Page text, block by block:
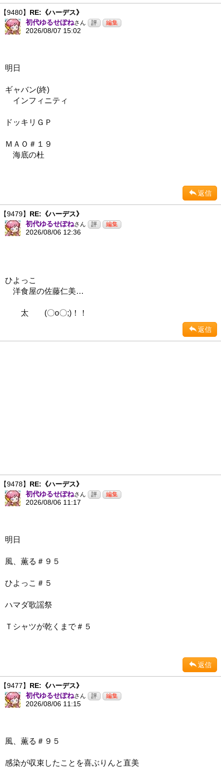
【9480】 RE:《ハーデス》
初代ゆるせぽねさん
2026/08/07 15:02
明日
ギャバン(終)
インフィニティ
ドッキリＧＰ
ＭＡＯ＃１９
海底の杜
返信
【9479】 RE:《ハーデス》
初代ゆるせぽねさん
2026/08/06 12:36
ひよっこ
洋食屋の佐藤仁美…
太 (〇o〇;)！！
返信
【9478】 RE:《ハーデス》
初代ゆるせぽねさん
2026/08/06 11:17
明日
風、薫る＃９５
ひよっこ＃５
ハマダ歌謡祭
Ｔシャツが乾くまで＃５
返信
【9477】 RE:《ハーデス》
初代ゆるせぽねさん
2026/08/06 11:15
風、薫る＃９５
感染が収束したことを喜ぶりんと直美